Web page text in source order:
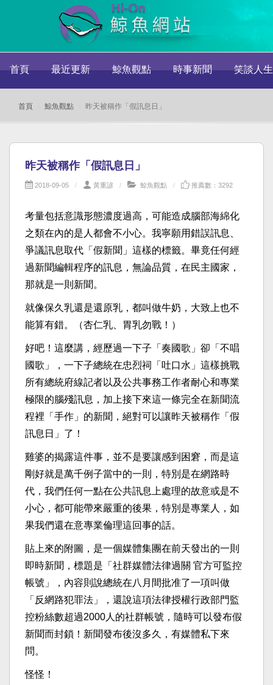
首頁 最近更新 鯨魚觀點 時事新聞 笑談人生
首頁 鯨魚觀點 昨天被稱作「假訊息日」
昨天被稱作「假訊息日」
2018-09-05 黃重諺 鯨魚觀點 推薦數：3292
考量包括意識形態濃度過高，可能造成腦部海綿化
之類在內的是人都會不小心。我寧願用錯誤訊息、
爭議訊息取代「假新聞」這樣的標籤。畢竟任何經
過新聞編輯程序的訊息，無論品質，在民主國家，
那就是一則新聞。
就像保久乳還是還原乳，都叫做牛奶，大致上也不
能算有錯。（杏仁乳、胃乳勿戰！）
好吧！這麼講，經歷過一下子「奏國歌」卻「不唱
國歌」，一下子總統在忠烈祠「吐口水」這樣挑戰
所有總統府線記者以及公共事務工作者耐心和專業
極限的腦殘訊息，加上接下來這一條完全在新聞流
程裡「手作」的新聞，絕對可以讓昨天被稱作「假
訊息日」了！
雞婆的揭露這件事，並不是要讓感到困窘，而是這
剛好就是萬千例子當中的一則，特別是在網路時
代，我們任何一點在公共訊息上處理的故意或是不
小心，都可能帶來嚴重的後果，特別是專業人，如
果我們還在意專業倫理這回事的話。
貼上來的附圖，是一個媒體集團在前天發出的一則
即時新聞，標題是「社群媒體法律過關 官方可監控
帳號」，內容則說總統在八月間批准了一項叫做
「反網路犯罪法」，還說這項法律授權行政部門監
控粉絲數超過2000人的社群帳號，隨時可以發布假
新聞而封鎖！新聞發布後沒多久，有媒體私下來
問。
怪怪！